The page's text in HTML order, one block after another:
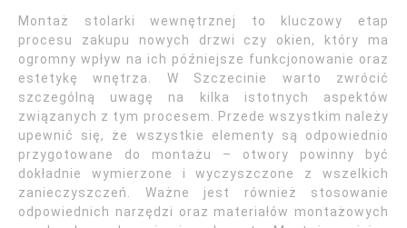
Montaż stolarki wewnętrznej to kluczowy etap
procesu zakupu nowych drzwi czy okien, który ma
ogromny wpływ na ich późniejsze funkcjonowanie oraz
estetykę wnętrza. W Szczecinie warto zwrócić
szczególną uwagę na kilka istotnych aspektów
związanych z tym procesem. Przede wszystkim należy
upewnić się, że wszystkie elementy są odpowiednio
przygotowane do montażu – otwory powinny być
dokładnie wymierzone i wyczyszczone z wszelkich
zanieczyszczeń. Ważne jest również stosowanie
odpowiednich narzędzi oraz materiałów montażowych